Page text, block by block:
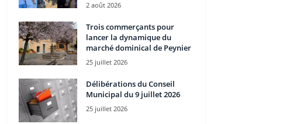
2 août 2026
Trois commerçants pour
lancer la dynamique du
marché dominical de Peynier
25 juillet 2026
Délibérations du Conseil
Municipal du 9 juillet 2026
25 juillet 2026